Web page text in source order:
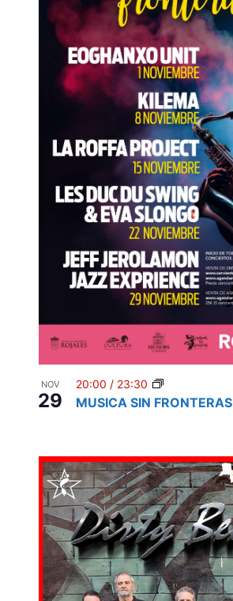
NOV
29 MUSICA SIN FRONTERAS
20:00 / 23:30